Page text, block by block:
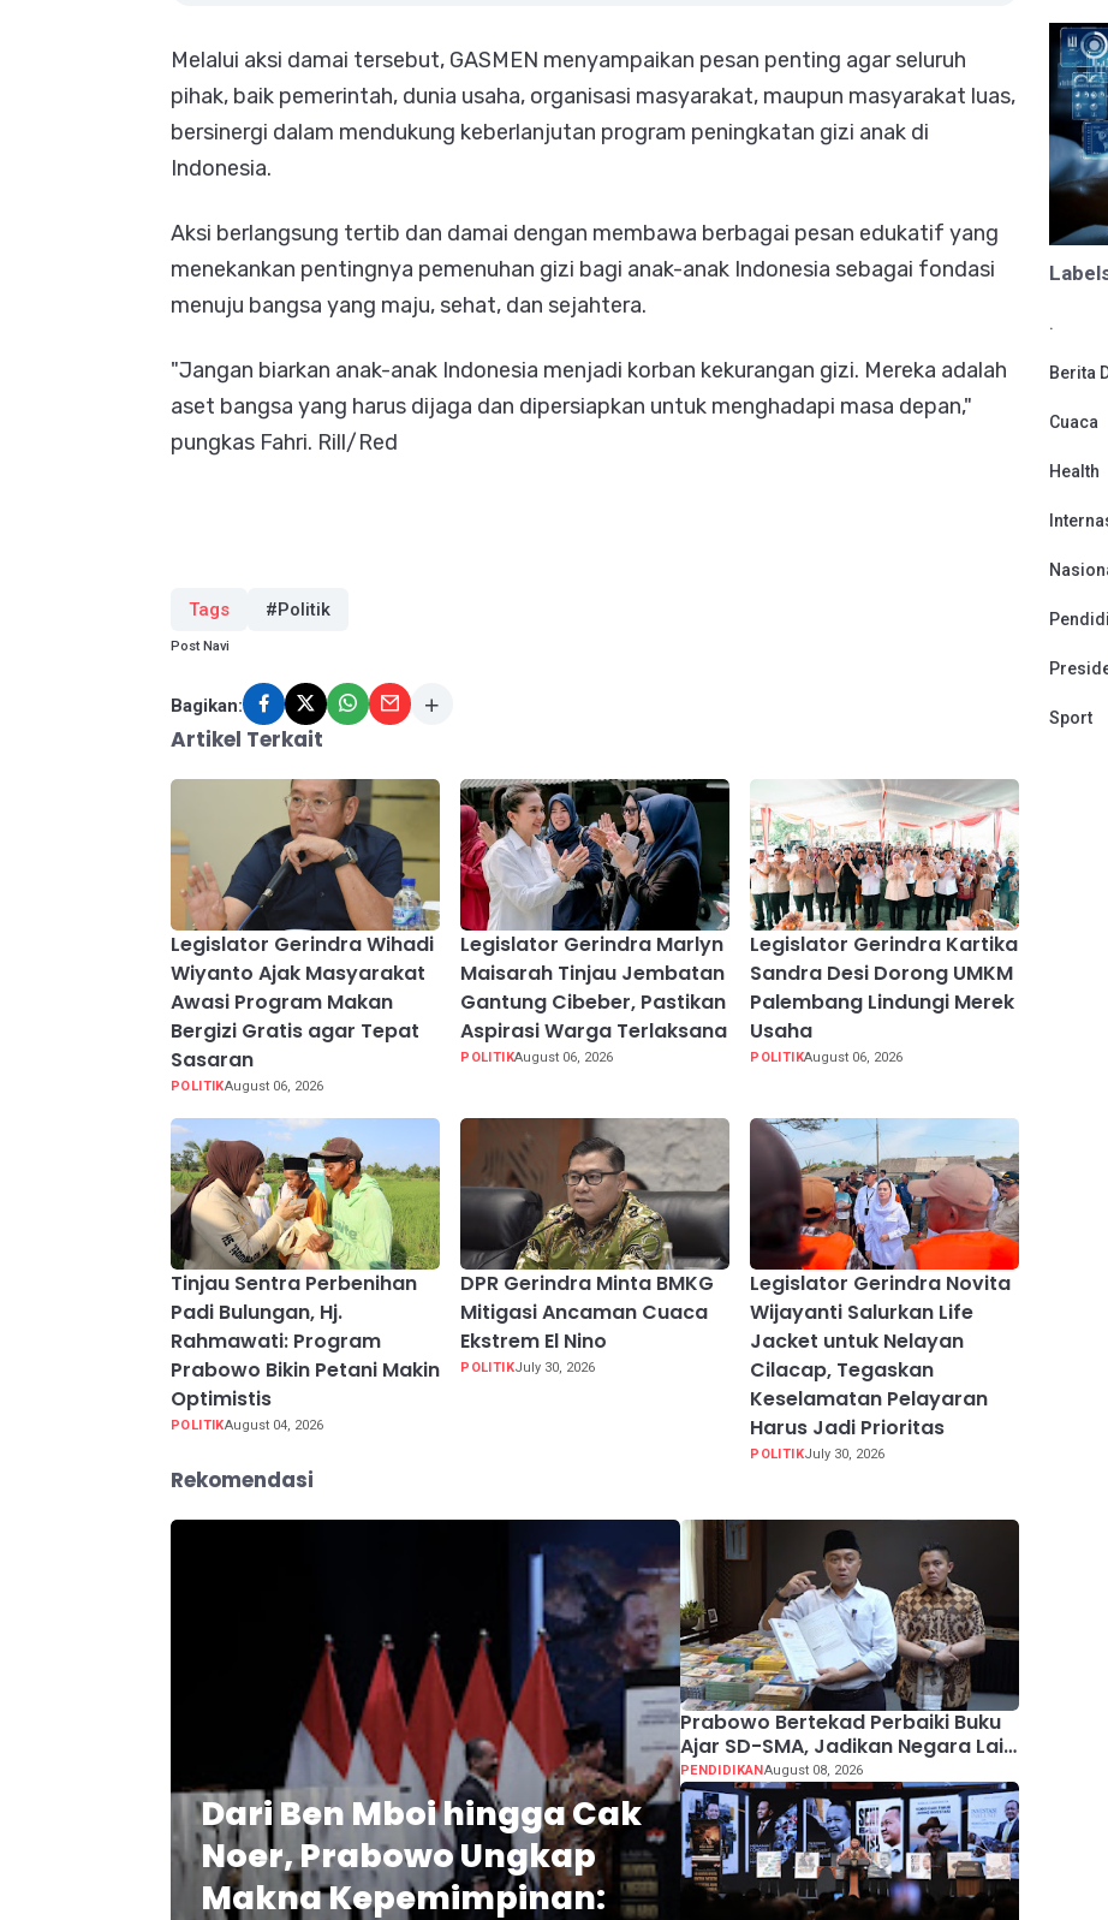
Melalui aksi damai tersebut, GASMEN menyampaikan pesan penting agar seluruh
pihak, baik pemerintah, dunia usaha, organisasi masyarakat, maupun masyarakat luas,
bersinergi dalam mendukung keberlanjutan program peningkatan gizi anak di
Indonesia.
Aksi berlangsung tertib dan damai dengan membawa berbagai pesan edukatif yang
menekankan pentingnya pemenuhan gizi bagi anak-anak Indonesia sebagai fondasi
menuju bangsa yang maju, sehat, dan sejahtera.
"Jangan biarkan anak-anak Indonesia menjadi korban kekurangan gizi. Mereka adalah
aset bangsa yang harus dijaga dan dipersiapkan untuk menghadapi masa depan,"
pungkas Fahri. Rill/Red
Tags #Politik
Post Navi
Bagikan:
Artikel Terkait
Legislator Gerindra Wihadi
Wiyanto Ajak Masyarakat
Awasi Program Makan
Bergizi Gratis agar Tepat
Sasaran
POLITIKAugust 06, 2026
Legislator Gerindra Marlyn
Maisarah Tinjau Jembatan
Gantung Cibeber, Pastikan
Aspirasi Warga Terlaksana
POLITIKAugust 06, 2026
Legislator Gerindra Kartika
Sandra Desi Dorong UMKM
Palembang Lindungi Merek
Usaha
POLITIKAugust 06, 2026
Tinjau Sentra Perbenihan
Padi Bulungan, Hj.
Rahmawati: Program
Prabowo Bikin Petani Makin
Optimistis
POLITIKAugust 04, 2026
DPR Gerindra Minta BMKG
Mitigasi Ancaman Cuaca
Ekstrem El Nino
POLITIKJuly 30, 2026
Legislator Gerindra Novita
Wijayanti Salurkan Life
Jacket untuk Nelayan
Cilacap, Tegaskan
Keselamatan Pelayaran
Harus Jadi Prioritas
POLITIKJuly 30, 2026
Rekomendasi
Dari Ben Mboi hingga Cak
Noer, Prabowo Ungkap
Makna Kepemimpinan:
Prabowo Bertekad Perbaiki Buku
Ajar SD-SMA, Jadikan Negara Lain
sebagai Referensi
PENDIDIKANAugust 08, 2026
.
Berita
Cuaca
Health
Sport